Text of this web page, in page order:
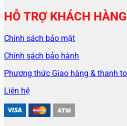
HỖ TRỢ KHÁCH HÀNG
Chính sách bảo mật
Chính sách bảo hành
Phương thức Giao hàng & thanh
Liên hệ